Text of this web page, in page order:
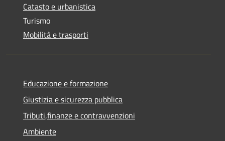
Catasto e urbanistica
Turismo
Mobilità e trasporti
Educazione e formazione
Giustizia e sicurezza pubblica
Tributi,finanze e contravvenzioni
Ambiente